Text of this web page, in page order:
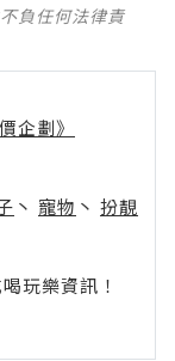
負任何法律責
企劃》
丶 寵物 丶 扮靚
玩樂資訊！